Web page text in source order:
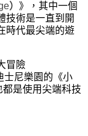
） 》，其中一個
技術是一直到開
時代最尖端的遊
冒險
士尼樂園的 《小
都是使用尖端科技